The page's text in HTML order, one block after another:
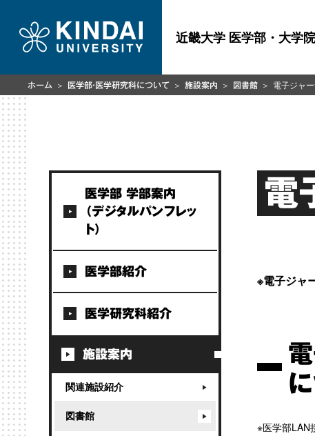
近畿大学 医学部・大学
ホーム 医学部・医学研究科について 施設案内 図書館 電子ジャ
電
電子ジャ
医学部LAN
医学部 学部案内
（デジタルパンフレッ
ト）
医学部紹介
医学研究科紹介
施設案内
関連施設紹介
図書館